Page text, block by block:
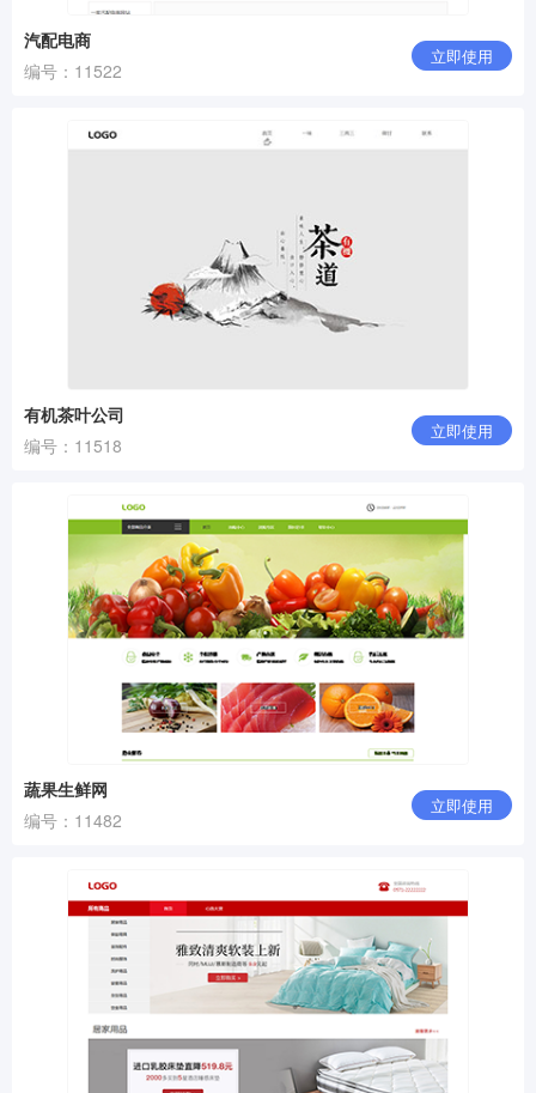
汽配电商
编号：11522
立即使用
有机茶叶公司
编号：11518
立即使用
蔬果生鲜网
编号：11482
立即使用